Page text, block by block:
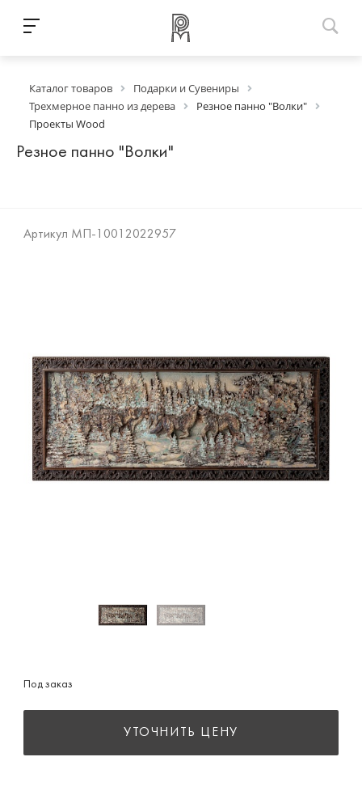
Каталог товаров
Подарки и Сувениры
Трехмерное панно из дерева
Резное панно "Волки"
Проекты Wood
Резное панно "Волки"
Артикул МП-10012022957
Под заказ
УТОЧНИТЬ ЦЕНУ